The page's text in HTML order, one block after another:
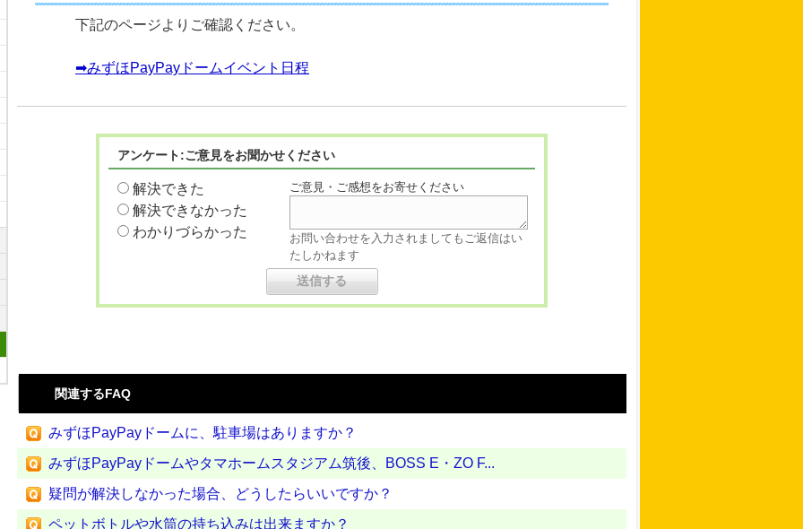
下記のページよりご確認ください。
➡みずほPayPayドームイベント日程
アンケート:ご意見をお聞かせください
解決できた
解決できなかった
わかりづらかった
ご意見・ご感想をお寄せください
お問い合わせを入力されましてもご返信はい
たしかねます
関連するFAQ
みずほPayPayドームに、駐車場はありますか？
みずほPayPayドームやタマホームスタジアム筑後、BOSS E・ZO F...
疑問が解決しなかった場合、どうしたらいいですか？
ペットボトルや水筒の持ち込みは出来ますか？